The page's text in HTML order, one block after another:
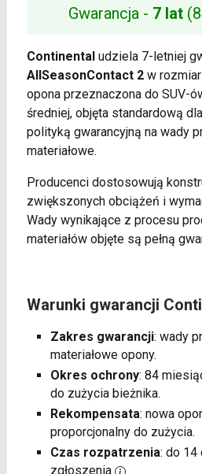
Gwarancja - 7 lat
Continentaludziela 7-letniej
AllSeasonContact 2w
opona przeznaczona do SUV-
średniej, objęta standardową
polityką gwarancyjną na wady
materiałowe.
Producenci dostosowują
zwiększonych obciążeń i
Wady wynikające z procesu
materiałów objęte są pełną
Warunki gwarancji
Zakres gwarancji: wady
materiałowe opony.
Okres ochrony: 84
do zużycia bieżnika.
Rekompensata: nowa
proporcjonalny do zużycia.
Czas rozpatrzenia: do 14
zgłoszenia